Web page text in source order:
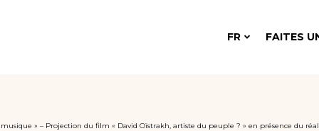
FR FAITES
» – Projection du film « David Oïstrakh, artiste du peuple ? » en présence du